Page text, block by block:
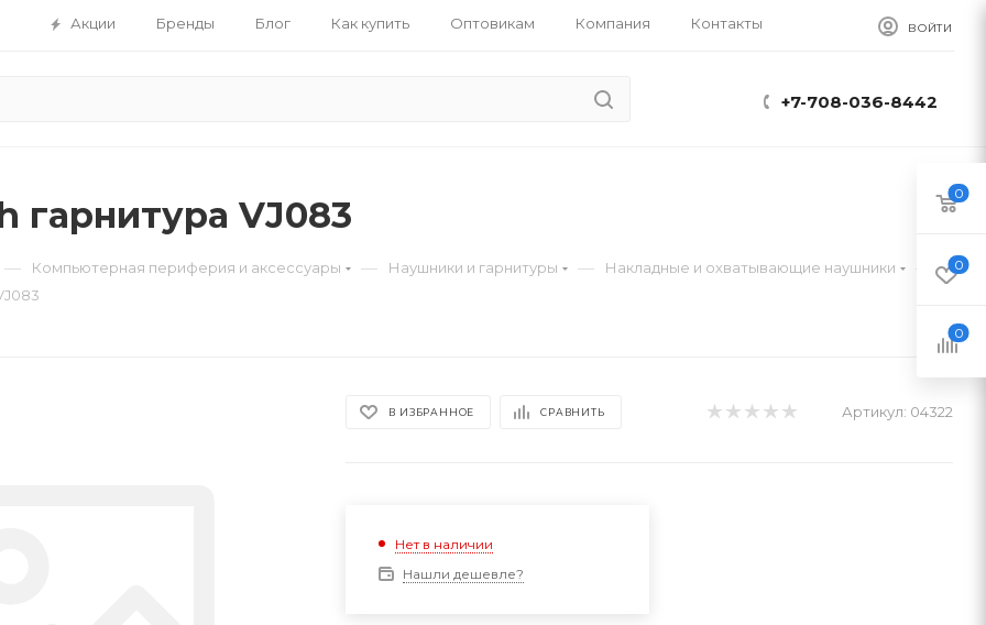
Акции Бренды Блог Как купить Оптовикам Компания Контакты ВОЙТИ
+7-708-036-8442
гарнитура VJ083
— Компьютерная периферия и аксессуары — Наушники и гарнитуры — Накладные и охватывающие наушники —
В ИЗБРАННОЕ СРАВНИТЬ Артикул: 04322
Нет в наличии
Нашли дешевле?
0
0
0